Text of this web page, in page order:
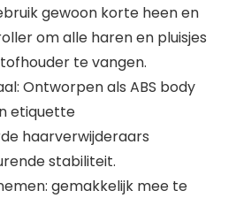
gewoon korte heen en
om alle haren en pluisjes
te vangen.
Ontworpen als ABS body
etiquette
haarverwijderaars
stabiliteit.
gemakkelijk mee te